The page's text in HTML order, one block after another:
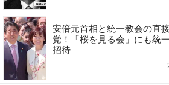
安倍元首相と統一教会の直
覚！「桜を見る会」にも統
招待